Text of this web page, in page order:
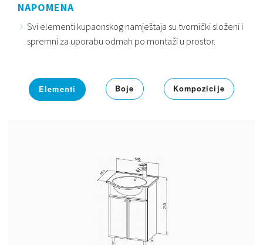
NAPOMENA
Svi elementi kupaonskog namještaja su tvornički složeni i
spremni za uporabu odmah po montaži u prostor.
Elementi Boje Kompozicije